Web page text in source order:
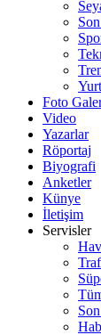
Foto
Video
Yazarlar
Röportaj
Biyografi
Anketler
Künye
İletişim
Servisler